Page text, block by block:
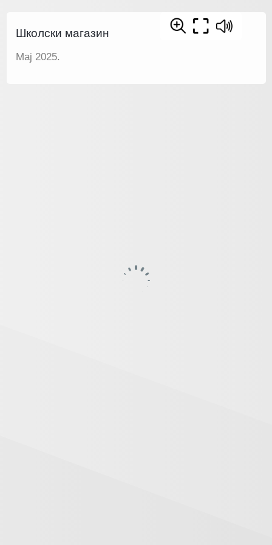
Школски магазин
Мај 2025.